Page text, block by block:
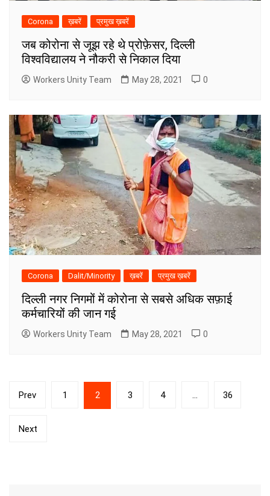
Corona ख़बरें प्रमुख ख़बरें
जब कोरोना से जूझ रहे थे प्रोफ़ेसर, दिल्ली
विश्वविद्यालय ने नौकरी से निकाल दिया
Workers Unity Team May 28, 2021 0
Corona Dalit/Minority ख़बरें प्रमुख ख़बरें
दिल्ली नगर निगमों में कोरोना से सबसे अधिक सफ़ाई
कर्मचारियों की जान गई
Workers Unity Team May 28, 2021 0
Posts
Prev 1 2 3 4 … 36
Next